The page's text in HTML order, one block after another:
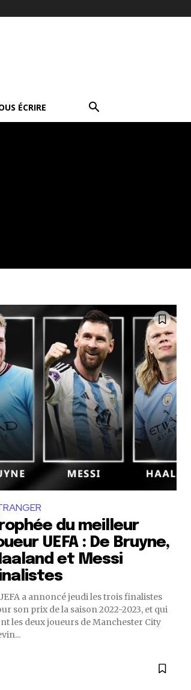
ÉCRIRE
du meilleur
UEFA : De Bruyne,
et Messi
a annoncé jeudi les trois finalistes
son prix de la saison 2022-2023, et qui
les deux joueurs de Manchester City